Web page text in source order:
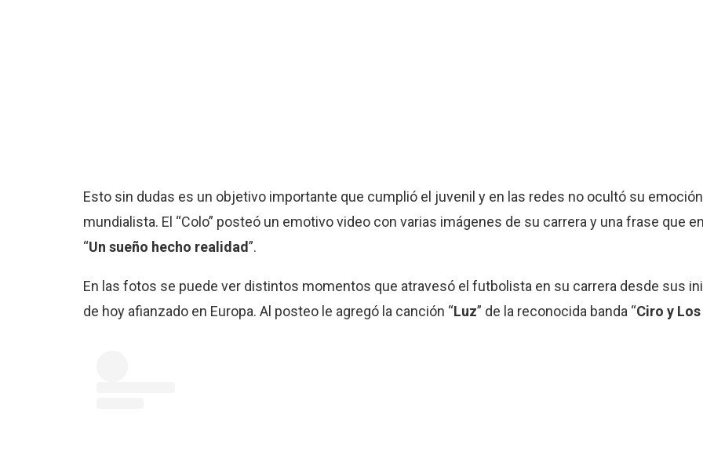
Esto sin dudas es un objetivo importante que cumplió el juvenil y en las redes no ocultó su
mundialista. El “Colo” posteó un emotivo video con varias imágenes de su carrera y una frase que
“Un sueño hecho realidad”.
En las fotos se puede ver distintos momentos que atravesó el futbolista en su carrera desde sus
de hoy afianzado en Europa. Al posteo le agregó la canción “Luz” de la reconocida banda “Ciro y